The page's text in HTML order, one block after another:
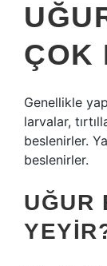
ÇOK
Genellikle
larvalar,
beslenirler.
beslenirler.
UĞUR